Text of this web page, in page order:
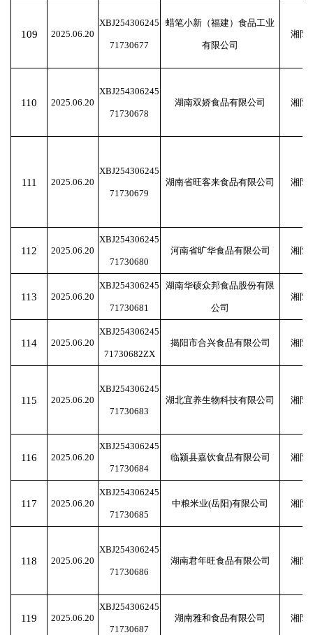
109 2025.06.20
XBJ254306245
71730677
蜡笔小新（福建）食品工业
有限公司
湘阴
110 2025.06.20
XBJ254306245
71730678
湖南双娇食品有限公司 湘阴
111 2025.06.20
XBJ254306245
71730679
湖南省旺客来食品有限公司 湘阴
112 2025.06.20
XBJ254306245
71730680
河南省旷华食品有限公司 湘阴
113 2025.06.20
XBJ254306245
71730681
湖南华硕众邦食品股份有限
公司
湘阴
114 2025.06.20
XBJ254306245
71730682ZX
揭阳市合兴食品有限公司 湘阴
115 2025.06.20
XBJ254306245
71730683
湖北宜养生物科技有限公司 湘阴
116 2025.06.20
XBJ254306245
71730684
临颍县嘉饮食品有限公司 湘阴
117 2025.06.20
XBJ254306245
71730685
中粮米业(岳阳)有限公司 湘阴
118 2025.06.20
XBJ254306245
71730686
湖南君年旺食品有限公司 湘阴
119 2025.06.20
XBJ254306245
71730687
湖南雅和食品有限公司 湘阴